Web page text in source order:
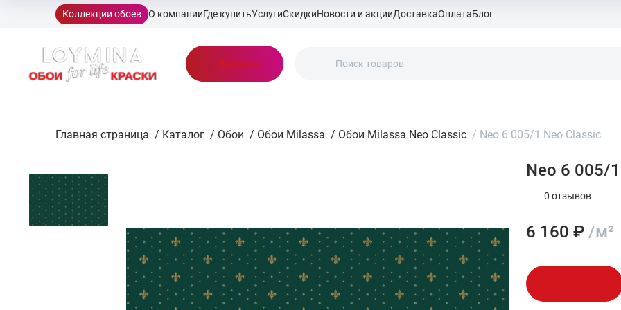
Коллекции обоев О компанииГде купитьУслугиСкидкиНовости и акцииДоставкаОплатаБлог
Каталог
Главная страница / Каталог / Обои / Обои Milassa / Обои Milassa Neo Classic / Neo 6 005/1 Neo Classic
Neo 6 005/
0 отзывов
6 160 ₽ /м²